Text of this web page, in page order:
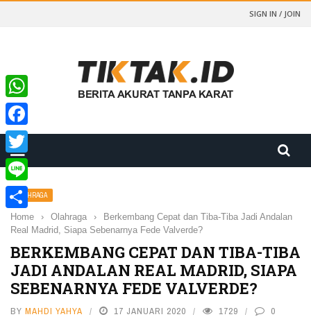
SIGN IN / JOIN
OLAHRAGA
Home › Olahraga ›
Berkembang Cepat dan Tiba-Tiba Jadi Andalan
Real Madrid, Siapa Sebenarnya Fede Valverde?
BERKEMBANG CEPAT DAN TIBA-TIBA
JADI ANDALAN REAL MADRID, SIAPA
SEBENARNYA FEDE VALVERDE?
BY MAHDI YAHYA 17 JANUARI 2020 1729 0
WhatsApp
Facebook
Twitter
Line
Share